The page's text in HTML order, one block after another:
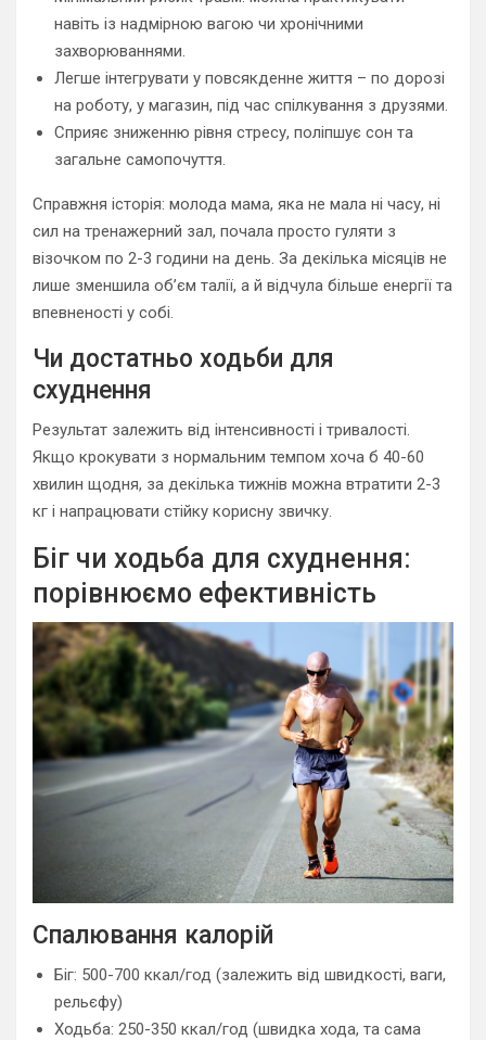
навіть із надмірною вагою чи хронічними
захворюваннями.
Легше інтегрувати у повсякденне життя – по дорозі
на роботу, у магазин, під час спілкування з друзями.
Сприяє зниженню рівня стресу, поліпшує сон та
загальне самопочуття.
Справжня історія: молода мама, яка не мала ні часу, ні
сил на тренажерний зал, почала просто гуляти з
візочком по 2-3 години на день. За декілька місяців не
лише зменшила об’єм талії, а й відчула більше енергії та
впевненості у собі.
Чи достатньо ходьби для
схуднення
Результат залежить від інтенсивності і тривалості.
Якщо крокувати з нормальним темпом хоча б 40-60
хвилин щодня, за декілька тижнів можна втратити 2-3
кг і напрацювати стійку корисну звичку.
Біг чи ходьба для схуднення:
порівнюємо ефективність
Спалювання калорій
Біг: 500-700 ккал/год (залежить від швидкості, ваги,
рельєфу)
Ходьба: 250-350 ккал/год (швидка хода, та сама